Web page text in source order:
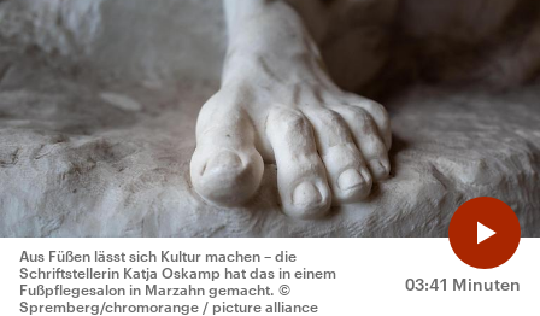
03:41 Minuten
Aus Füßen lässt sich Kultur machen – die
Schriftstellerin Katja Oskamp hat das in einem
Fußpflegesalon in Marzahn gemacht. ©
Spremberg/chromorange / picture alliance